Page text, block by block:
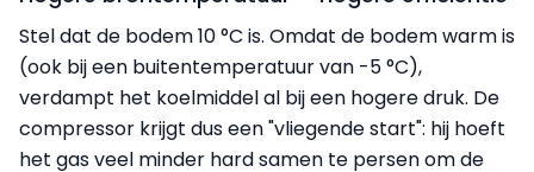
Stel dat de bodem 10 °C is. Omdat de bodem warm is
(ook bij een buitentemperatuur van -5 °C),
verdampt het koelmiddel al bij een hogere druk. De
compressor krijgt dus een "vliegende start": hij hoeft
het gas veel minder hard samen te persen om de